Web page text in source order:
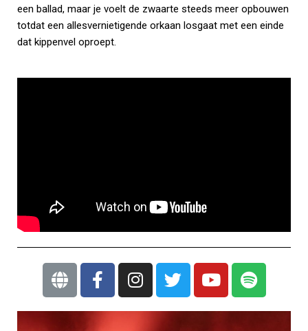
een ballad, maar je voelt de zwaarte steeds meer opbouwen
totdat een allesvernietigende orkaan losgaat met een einde
dat kippenvel oproept.